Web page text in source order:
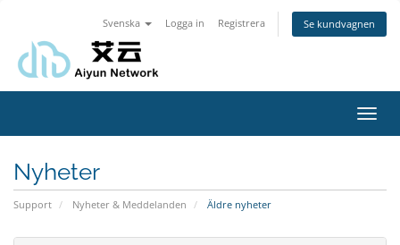
Svenska Logga in Registrera Se kundvagnen
Nyheter
Support Nyheter & Meddelanden Äldre nyheter